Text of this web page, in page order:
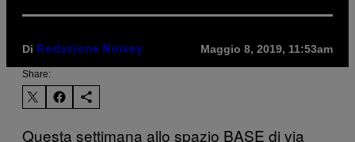
Di Redazione Noisey Maggio 8, 2019, 11:53am
Share:
Questa settimana allo spazio BASE di via